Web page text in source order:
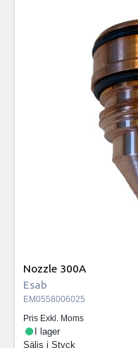
Nozzle 300A
Esab
EM0558006025
Pris Exkl. Moms
I lager
Säljs i Styck